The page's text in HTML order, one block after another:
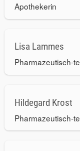
Apothekerin
Lisa Lammes
Pharmazeutisch-
Hildegard Krost
Pharmazeutisch-